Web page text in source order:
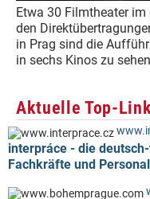
Etwa 30 Filmtheater
den
in Prag sind die
in sechs Kinos zu
Aktuelle Top-
interpráce - die
Fachkräfte und